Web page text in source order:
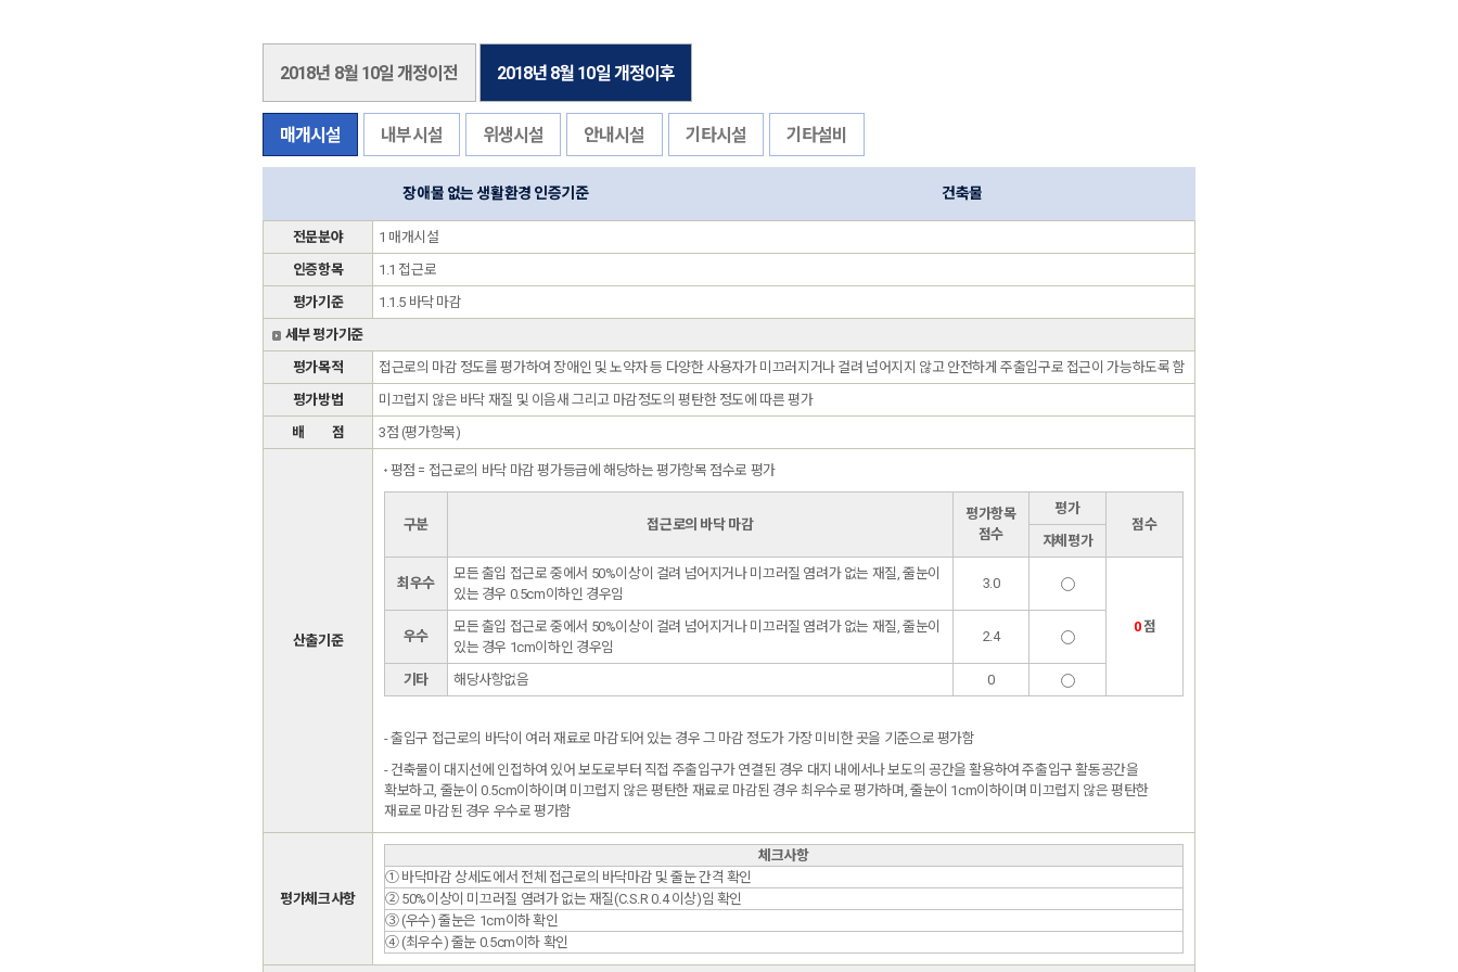
2018년 8월 10일 개정이전 2018년 8월 10일 개정이후
매개시설 내부시설 위생시설 안내시설 기타시설 기타설비
장애물 없는 생활환경 인증기준 건축물
전문분야
1 매개시설
인증항목
1.1 접근로
평가기준
1.1.5 바닥 마감
세부 평가기준
평가목적
접근로의 마감 정도를 평가하여 장애인 및 노약자 등 다양한 사용자가 미끄러지거나 걸려 넘어지지 않고 안전하게 주출입구로 접근이 가능하도록 함
평가방법
미끄럽지 않은 바닥 재질 및 이음새 그리고 마감정도의 평탄한 정도에 따른 평가
배 점
3점 (평가항목)
산출기준
평점 = 접근로의 바닥 마감 평가등급에 해당하는 평가항목 점수로 평가
구분 접근로의 바닥 마감
평가항목
점수
평가
점수
자체평가
최우수
모든 출입 접근로 중에서 50%이상이 걸려 넘어지거나 미끄러질 염려가 없는 재질, 줄눈이
있는 경우 0.5cm이하인 경우임
3.0
0점
우수
모든 출입 접근로 중에서 50%이상이 걸려 넘어지거나 미끄러질 염려가 없는 재질, 줄눈이
있는 경우 1cm이하인 경우임
2.4
기타 해당사항없음 0
- 출입구 접근로의 바닥이 여러 재료로 마감되어 있는 경우 그 마감 정도가 가장 미비한 곳을 기준으로 평가함
- 건축물이 대지선에 인접하여 있어 보도로부터 직접 주출입구가 연결된 경우 대지 내에서나 보도의 공간을 활용하여 주출입구 활동공간을
확보하고, 줄눈이 0.5cm이하이며 미끄럽지 않은 평탄한 재료로 마감된 경우 최우수로 평가하며, 줄눈이 1cm이하이며 미끄럽지 않은 평탄한
재료로 마감된 경우 우수로 평가함
평가체크사항
체크사항
① 바닥마감 상세도에서 전체 접근로의 바닥마감 및 줄눈 간격 확인
② 50%이상이 미끄러질 염려가 없는 재질(C.S.R 0.4 이상)임 확인
③ (우수) 줄눈은 1cm이하 확인
④ (최우수) 줄눈 0.5cm이하 확인